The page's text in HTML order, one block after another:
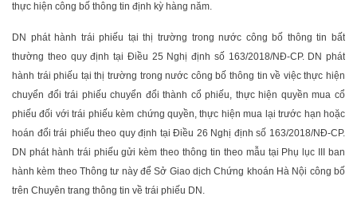
thực hiện công bố thông tin định kỳ hàng năm.
DN phát hành trái phiếu tại thị trường trong nước công bố thông tin bất
thường theo quy định tại Điều 25 Nghị định số 163/2018/NĐ-CP. DN phát
hành trái phiếu tại thị trường trong nước công bố thông tin về việc thực hiện
chuyển đổi trái phiếu chuyển đổi thành cổ phiếu, thực hiện quyền mua cổ
phiếu đối với trái phiếu kèm chứng quyền, thực hiện mua lại trước hạn hoặc
hoán đổi trái phiếu theo quy định tại Điều 26 Nghị định số 163/2018/NĐ-CP.
DN phát hành trái phiếu gửi kèm theo thông tin theo mẫu tại Phụ lục III ban
hành kèm theo Thông tư này để Sở Giao dịch Chứng khoán Hà Nội công bố
trên Chuyên trang thông tin về trái phiếu DN.